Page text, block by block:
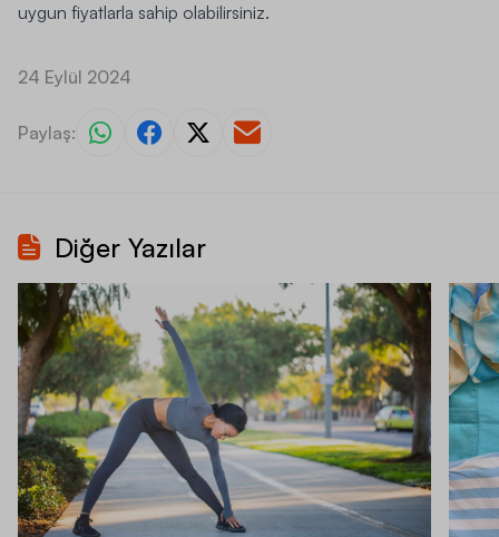
uygun fiyatlarla sahip olabilirsiniz.
24 Eylül 2024
Paylaş:
Diğer Yazılar